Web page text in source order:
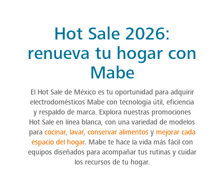
Hot Sale 2026:
renueva tu hogar con
Mabe
El Hot Sale de México es tu oportunidad para adquirir
electrodomésticos Mabe con tecnología útil, eficiencia
y respaldo de marca. Explora nuestras promociones
Hot Sale en línea blanca, con una variedad de modelos
para cocinar, lavar, conservar alimentosy mejorar cada
espacio del hogar. Mabe te hace la vida más fácil con
equipos diseñados para acompañar tus rutinas y cuidar
los recursos de tu hogar.